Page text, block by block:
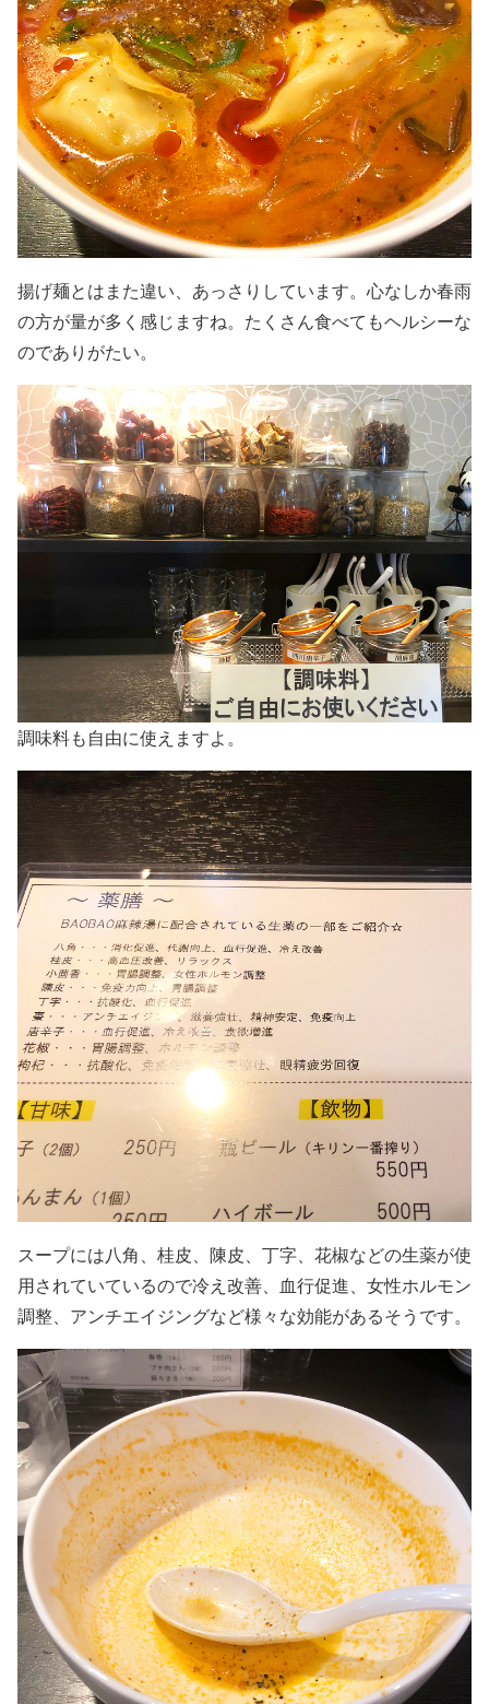
揚げ麺とはまた違い、あっさりしています。心なしか春雨
の方が量が多く感じますね。たくさん食べてもヘルシーな
のでありがたい。
調味料も自由に使えますよ。
スープには八角、桂皮、陳皮、丁字、花椒などの生薬が使
用されていているので冷え改善、血行促進、女性ホルモン
調整、アンチエイジングなど様々な効能があるそうです。